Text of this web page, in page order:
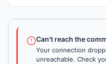
Can't reach the
Your connection
unreachable. Check